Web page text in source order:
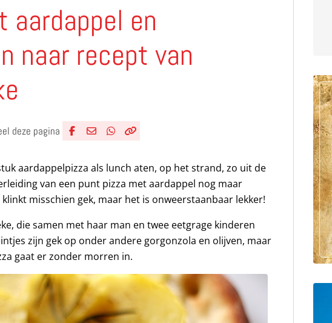
aardappel en
naar recept van
deze pagina
aardappelpizza als lunch aten, op het strand, zo uit de
van een punt pizza met aardappel nog maar
misschien gek, maar het is onweerstaanbaar lekker!
die samen met haar man en twee eetgrage kinderen
zijn gek op onder andere gorgonzola en olijven, maar
gaat er zonder morren in.